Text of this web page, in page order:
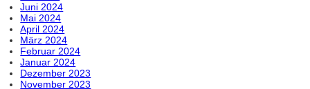
Juni 2024
Mai 2024
April 2024
März 2024
Februar 2024
Januar 2024
Dezember 2023
November 2023